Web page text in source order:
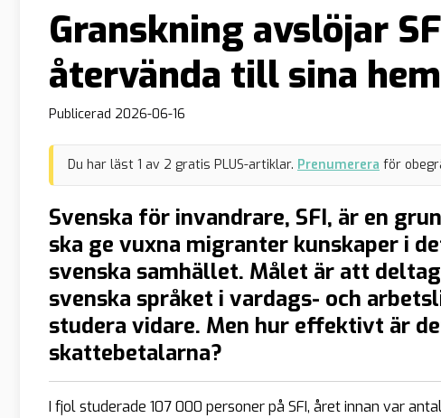
Granskning avslöjar
återvända till sina
Publicerad 2026-06-16
Du har läst 1 av 2 gratis PLUS-artiklar. Prenumerera för
Svenska för invandrare, SFI, är en
ska ge vuxna migranter kunskaper i
svenska samhället. Målet är att
svenska språket i vardags- och
studera vidare. Men hur effektivt är
skattebetalarna?
I fjol studerade 107 000 personer på SFI, året innan var